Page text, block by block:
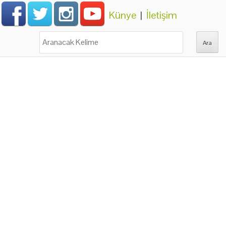
Künye | İletişim